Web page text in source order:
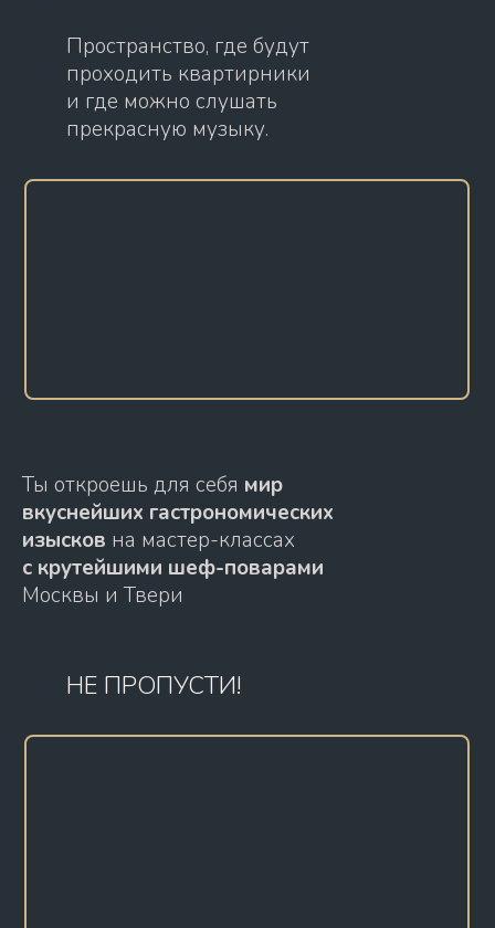
Ты откроешь для себя мир
вкуснейших гастрономических
изысков на мастер-классах
с крутейшими шеф-поварами
Москвы и Твери
Пространство, где будут
проходить квартирники
и где можно слушать
прекрасную музыку.
НЕ ПРОПУСТИ!